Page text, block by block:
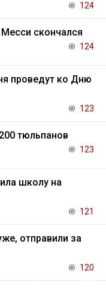
124
скончался
124
проведут ко Дню
123
тюльпанов
123
школу на
121
отправили за
120